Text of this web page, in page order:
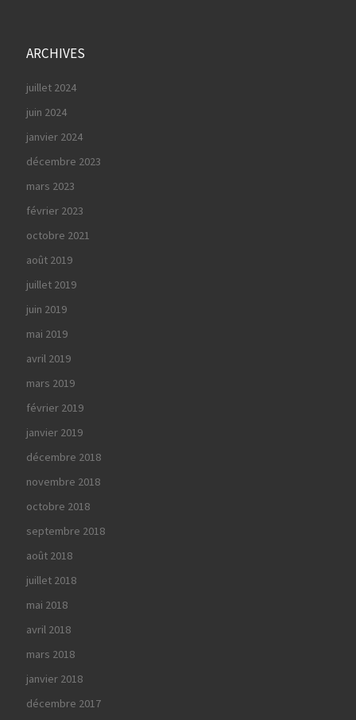
ARCHIVES
juillet 2024
juin 2024
janvier 2024
décembre 2023
mars 2023
février 2023
octobre 2021
août 2019
juillet 2019
juin 2019
mai 2019
avril 2019
mars 2019
février 2019
janvier 2019
décembre 2018
novembre 2018
octobre 2018
septembre 2018
août 2018
juillet 2018
mai 2018
avril 2018
mars 2018
janvier 2018
décembre 2017